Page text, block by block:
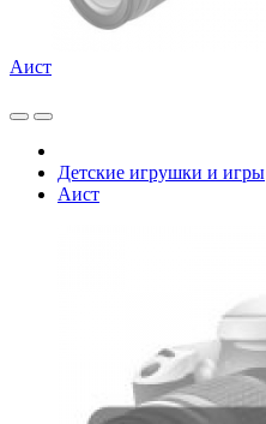
Аист
Детские игрушки и игры
Аист